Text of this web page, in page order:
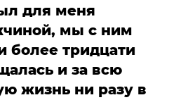
для меня
мы с ним
более тридцати
и за всю
жизнь ни разу в